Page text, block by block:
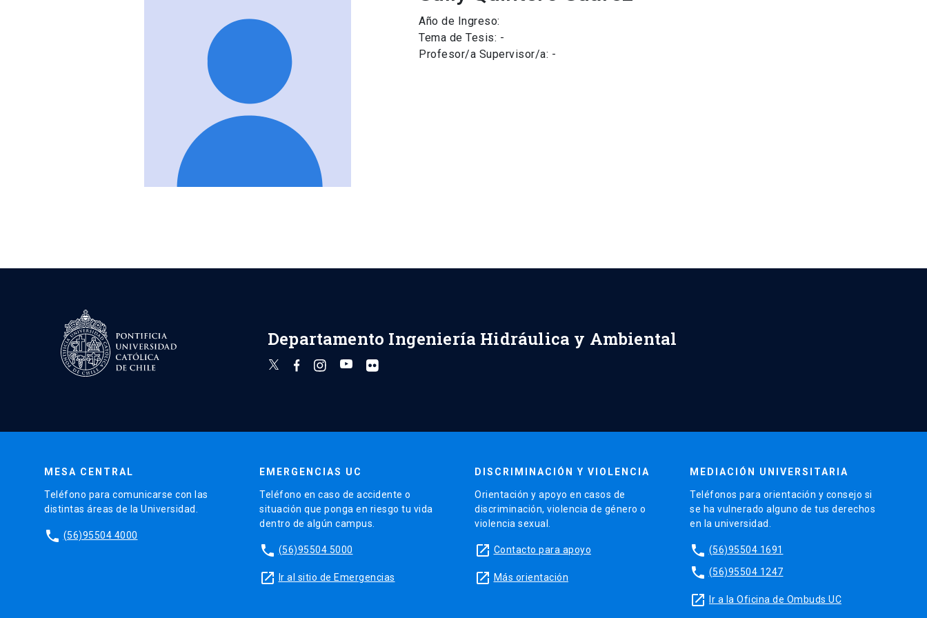
Año de Ingreso:
Tema de Tesis: -
Profesor/a Supervisor/a: -
Departamento Ingeniería Hidráulica y Ambiental
MESA CENTRAL
Teléfono para comunicarse con las
distintas áreas de la Universidad.
phone (56)95504 4000
EMERGENCIAS UC
Teléfono en caso de accidente o
situación que ponga en riesgo tu vida
dentro de algún campus.
phone (56)95504 5000
launch Ir al sitio de Emergencias
DISCRIMINACIÓN Y VIOLENCIA
Orientación y apoyo en casos de
discriminación, violencia de género o
violencia sexual.
launch Contacto para apoyo
launch Más orientación
MEDIACIÓN UNIVERSITARIA
Teléfonos para orientación y consejo si
se ha vulnerado alguno de tus derechos
en la universidad.
phone (56)95504 1691
phone (56)95504 1247
launch Ir a la Oficina de Ombuds UC